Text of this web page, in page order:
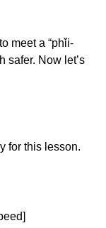
meet a “phǐi-
safer. Now let’s
for this lesson.